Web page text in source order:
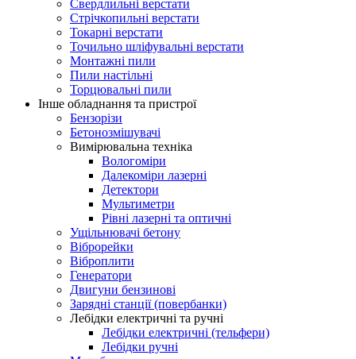
Свердлильні верстати
Стрічкопильні верстати
Токарні верстати
Точильно шліфувальні верстати
Монтажні пили
Пили настільні
Торцювальні пили
Інше обладнання та пристрої
Бензорізи
Бетонозмішувачі
Вимірювальна техніка
Вологоміри
Далекоміри лазерні
Детектори
Мультиметри
Рівні лазерні та оптичні
Ущільнювачі бетону
Віброрейки
Віброплити
Генератори
Двигуни бензинові
Зарядні станції (повербанки)
Лебідки електричні та ручні
Лебідки електричні (тельфери)
Лебідки ручні